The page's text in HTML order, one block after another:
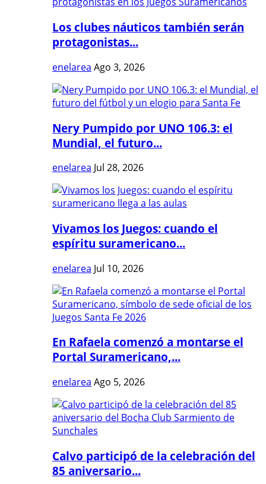
Los clubes náuticos también serán
protagonistas...
enelarea Ago 3, 2026
Nery Pumpido por UNO 106.3: el
Mundial, el futuro...
enelarea Jul 28, 2026
Vivamos los Juegos: cuando el
espíritu suramericano...
enelarea Jul 10, 2026
En Rafaela comenzó a montarse el
Portal Suramericano,...
enelarea Ago 5, 2026
Calvo participó de la celebración del
85 aniversario...